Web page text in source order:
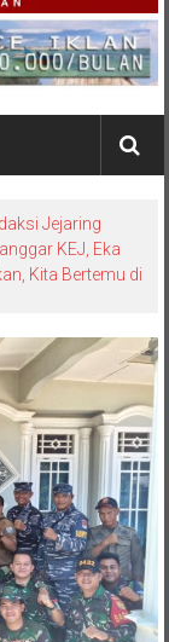
Jejaring
KEJ, Eka
Kita Bertemu di